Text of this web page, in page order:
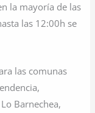
la mayoría de las
las 12:00h se
las comunas
Barnechea,